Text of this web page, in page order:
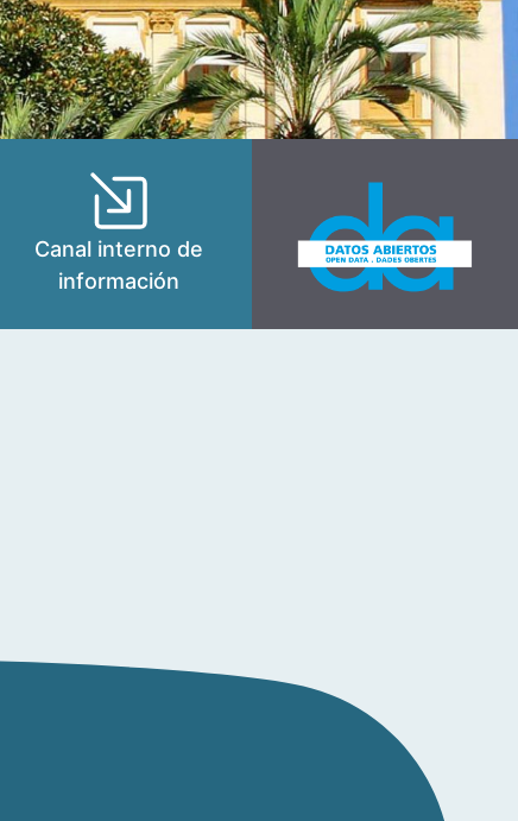
Canal interno de
información